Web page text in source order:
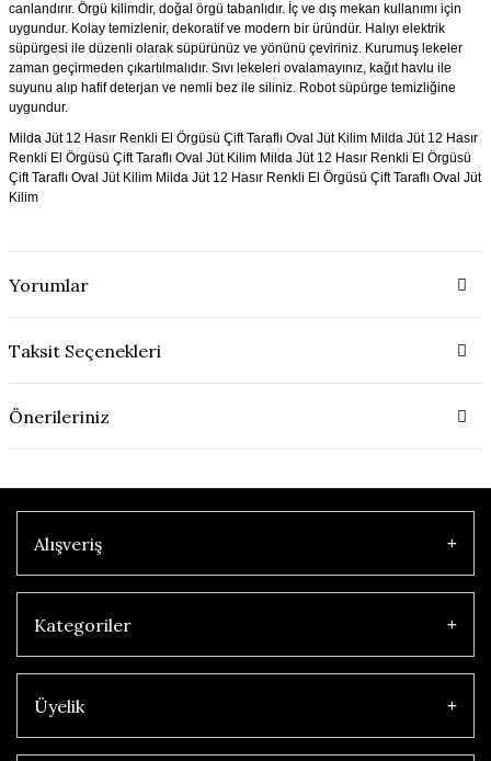
canlandırır. Örgü kilimdir, doğal örgü tabanlıdır. İç ve dış mekan kullanımı için
uygundur. Kolay temizlenir, dekoratif ve modern bir üründür. Halıyı elektrik
süpürgesi ile düzenli olarak süpürünüz ve yönünü çeviriniz. Kurumuş lekeler
zaman geçirmeden çıkartılmalıdır. Sıvı lekeleri ovalamayınız, kağıt havlu ile
suyunu alıp hafif deterjan ve nemli bez ile siliniz. Robot süpürge temizliğine
uygundur.
Milda Jüt 12 Hasır Renkli El Örgüsü Çift Taraflı Oval Jüt Kilim Milda Jüt 12 Hasır
Renkli El Örgüsü Çift Taraflı Oval Jüt Kilim Milda Jüt 12 Hasır Renkli El Örgüsü
Çift Taraflı Oval Jüt Kilim Milda Jüt 12 Hasır Renkli El Örgüsü Çift Taraflı Oval Jüt
Kilim
Yorumlar
Taksit Seçenekleri
Önerileriniz
Alışveriş
Kategoriler
Üyelik